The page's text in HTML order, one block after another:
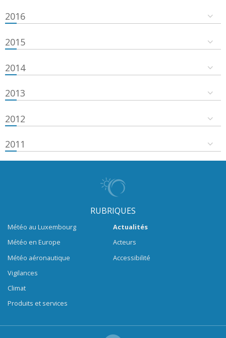
2016
2015
2014
2013
2012
2011
RUBRIQUES
Météo au Luxembourg
Météo en Europe
Météo aéronautique
Vigilances
Climat
Produits et services
Actualités
Acteurs
Accessibilité